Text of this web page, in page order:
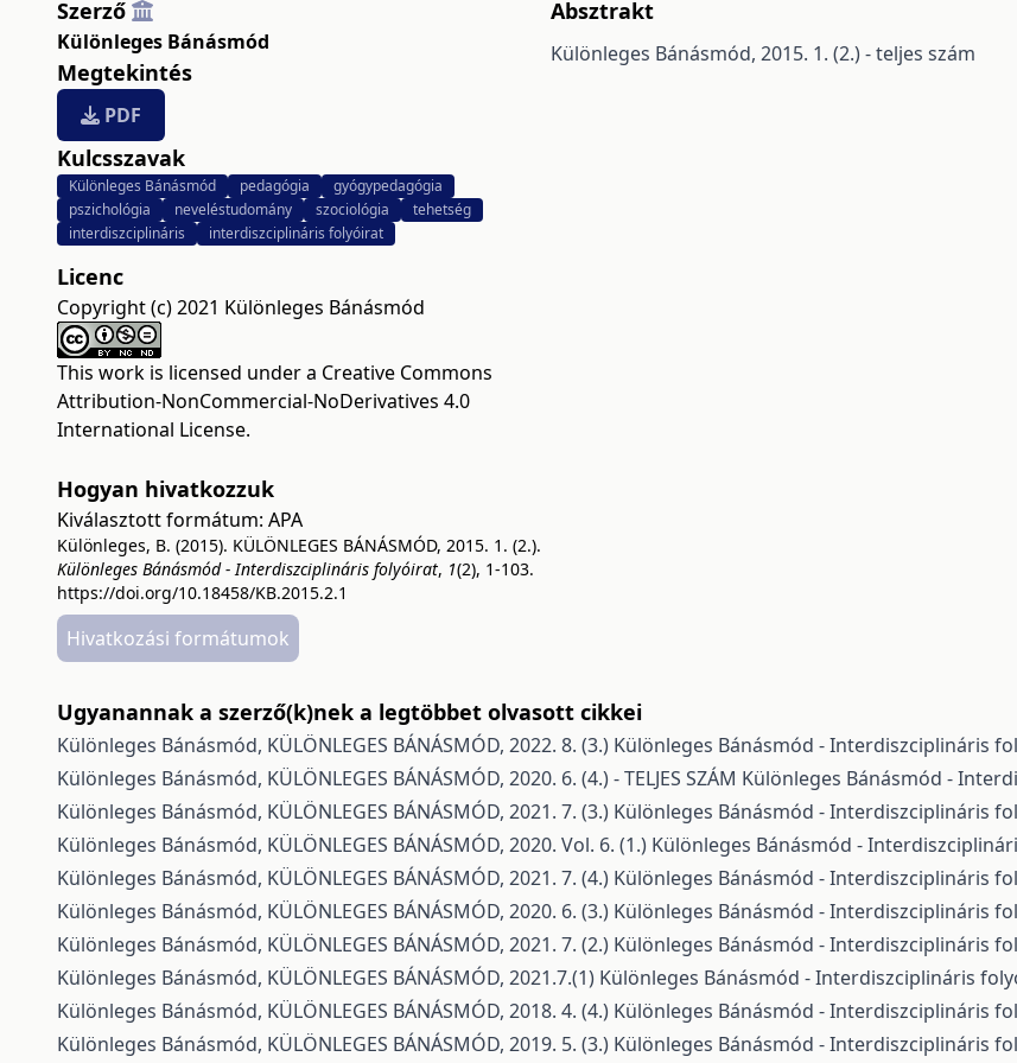
Szerző
Különleges Bánásmód
Megtekintés
PDF
Kulcsszavak
Különleges Bánásmód pedagógia
gyógypedagógia
pszichológia
neveléstudomány szociológia
tehetség
interdiszciplináris
interdiszciplináris folyóirat
Licenc
Copyright (c) 2021 Különleges Bánásmód
This work is licensed under a Creative Commons
Attribution-NonCommercial-NoDerivatives 4.0
International License.
Hogyan hivatkozzuk
Kiválasztott formátum: APA
Különleges, B. (2015). KÜLÖNLEGES BÁNÁSMÓD, 2015. 1. (2.).
Különleges Bánásmód - Interdiszciplináris folyóirat, 1(2), 1-103.
https://doi.org/10.18458/KB.2015.2.1
Hivatkozási formátumok
Absztrakt
Különleges Bánásmód, 2015. 1. (2.) - teljes szám
Ugyanannak a szerző(k)nek a legtöbbet olvasott cikkei
Különleges Bánásmód, KÜLÖNLEGES BÁNÁSMÓD, 2022. 8. (3.) Különleges Bánásmód - Interdiszciplináris
Különleges Bánásmód, KÜLÖNLEGES BÁNÁSMÓD, 2020. 6. (4.) - TELJES SZÁM Különleges Bánásmód -
Különleges Bánásmód, KÜLÖNLEGES BÁNÁSMÓD, 2021. 7. (3.) Különleges Bánásmód - Interdiszciplináris
Különleges Bánásmód, KÜLÖNLEGES BÁNÁSMÓD, 2020. Vol. 6. (1.) Különleges Bánásmód -
Különleges Bánásmód, KÜLÖNLEGES BÁNÁSMÓD, 2021. 7. (4.) Különleges Bánásmód - Interdiszciplináris
Különleges Bánásmód, KÜLÖNLEGES BÁNÁSMÓD, 2020. 6. (3.) Különleges Bánásmód - Interdiszciplináris
Különleges Bánásmód, KÜLÖNLEGES BÁNÁSMÓD, 2021. 7. (2.) Különleges Bánásmód - Interdiszciplináris
Különleges Bánásmód, KÜLÖNLEGES BÁNÁSMÓD, 2021.7.(1) Különleges Bánásmód - Interdiszciplináris
Különleges Bánásmód, KÜLÖNLEGES BÁNÁSMÓD, 2018. 4. (4.) Különleges Bánásmód - Interdiszciplináris
Különleges Bánásmód, KÜLÖNLEGES BÁNÁSMÓD, 2019. 5. (3.) Különleges Bánásmód - Interdiszciplináris